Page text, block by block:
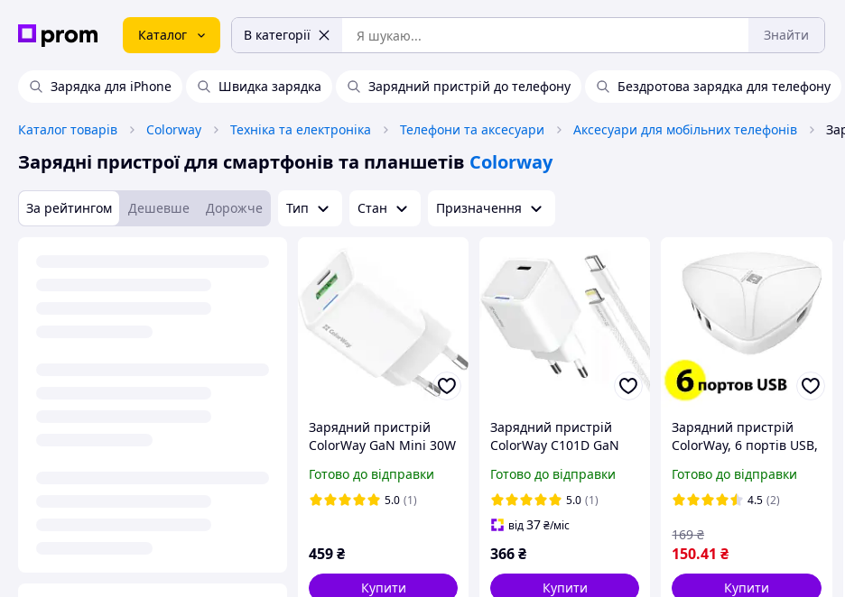
Каталог В категорії Знайти
Зарядка для iPhone Швидка зарядка Зарядний пристрій до телефону Бездротова зарядка для телефону
Каталог товарів Colorway Техніка та електроніка Телефони та аксесуари Аксесуари для мобільних телефонів
Зарядні пристрої для смартфонів та планшетів Colorway
За рейтингом Дешевше Дорожче Тип Стан Призначення
Зарядний пристрій
ColorWay GaN Mini 30W
PD USB QC40 white
pelican
Готово до відправки
5.0 (1)
459₴
Купити
Зарядний пристрій
ColorWay C101D GaN
з кабелем USB C
Lightning white sea
Готово до відправки
5.0 (1)
від37₴/міс
366₴
Купити
Зарядний пристрій
ColorWay, 6 портів USB,
(CW-CHS06QW), швидка
зарядка для телефону
Готово до відправки
4.5 (2)
150.41 ₴
169 ₴
Купити